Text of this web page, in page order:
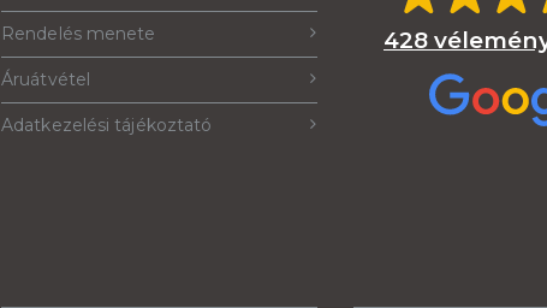
Rendelés menete
Áruátvétel
Adatkezelési tájékoztató
428